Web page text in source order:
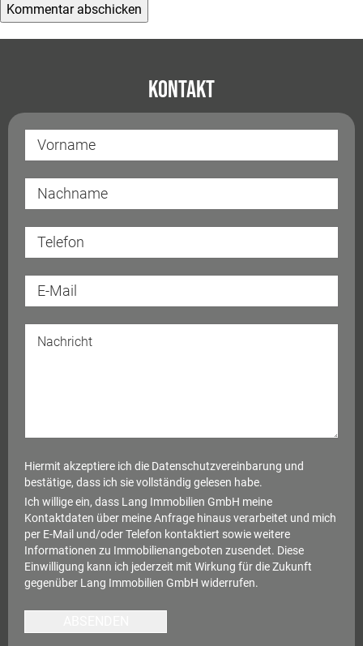
Kontakt
Hiermit akzeptiere ich die Datenschutzvereinbarung und
bestätige, dass ich sie vollständig gelesen habe.
Ich willige ein, dass Lang Immobilien GmbH meine
Kontaktdaten über meine Anfrage hinaus verarbeitet und mich
per E-Mail und/oder Telefon kontaktiert sowie weitere
Informationen zu Immobilienangeboten zusendet. Diese
Einwilligung kann ich jederzeit mit Wirkung für die Zukunft
gegenüber Lang Immobilien GmbH widerrufen.